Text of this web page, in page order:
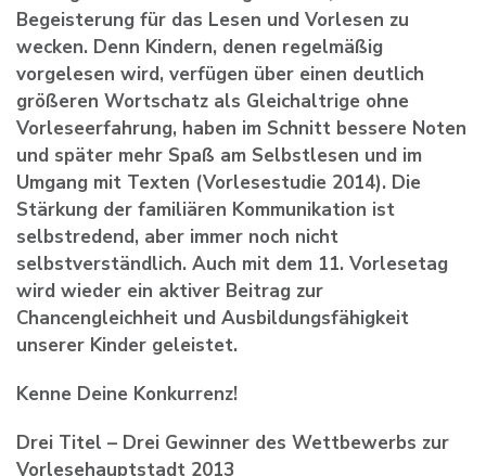
Begeisterung für das Lesen und Vorlesen zu
wecken. Denn Kindern, denen regelmäßig
vorgelesen wird, verfügen über einen deutlich
größeren Wortschatz als Gleichaltrige ohne
Vorleseerfahrung, haben im Schnitt bessere Noten
und später mehr Spaß am Selbstlesen und im
Umgang mit Texten (Vorlesestudie 2014). Die
Stärkung der familiären Kommunikation ist
selbstredend, aber immer noch nicht
selbstverständlich. Auch mit dem 11. Vorlesetag
wird wieder ein aktiver Beitrag zur
Chancengleichheit und Ausbildungsfähigkeit
unserer Kinder geleistet.
Kenne Deine Konkurrenz!
Drei Titel – Drei Gewinner des Wettbewerbs zur
Vorlesehauptstadt 2013